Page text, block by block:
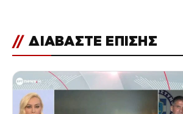
// ΔΙΑΒΑΣΤΕ ΕΠΙΣΗΣ